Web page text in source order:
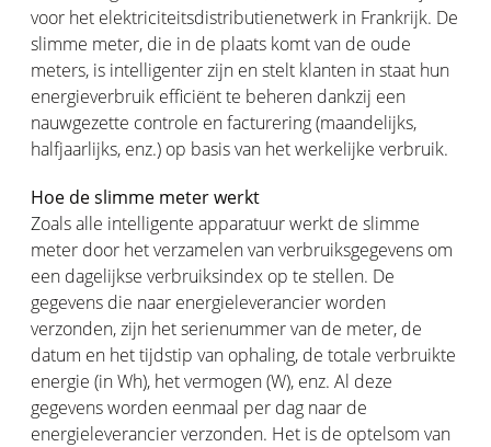
voor het elektriciteitsdistributienetwerk in Frankrijk. De
slimme meter, die in de plaats komt van de oude
meters, is intelligenter zijn en stelt klanten in staat hun
energieverbruik efficiënt te beheren dankzij een
nauwgezette controle en facturering (maandelijks,
halfjaarlijks, enz.) op basis van het werkelijke verbruik.
Hoe de slimme meter werkt
Zoals alle intelligente apparatuur werkt de slimme
meter door het verzamelen van verbruiksgegevens om
een dagelijkse verbruiksindex op te stellen. De
gegevens die naar energieleverancier worden
verzonden, zijn het serienummer van de meter, de
datum en het tijdstip van ophaling, de totale verbruikte
energie (in Wh), het vermogen (W), enz. Al deze
gegevens worden eenmaal per dag naar de
energieleverancier verzonden. Het is de optelsom van